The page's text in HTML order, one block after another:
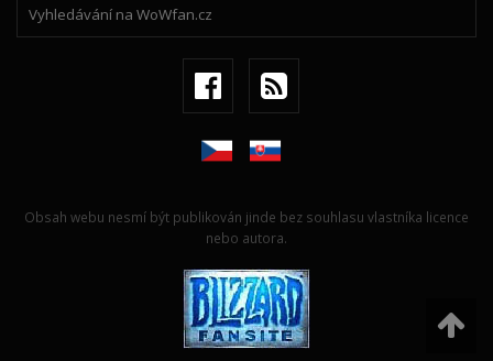
Obsah webu nesmí být publikován jinde bez souhlasu vlastníka licence
nebo autora.